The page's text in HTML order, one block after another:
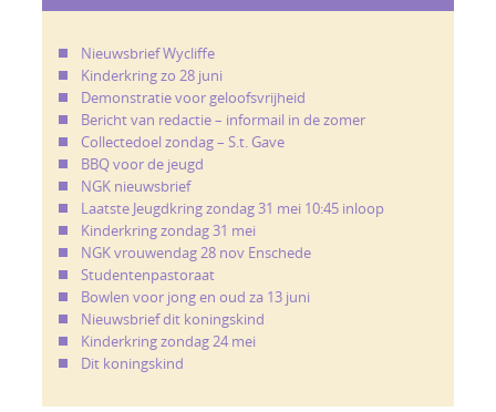
Nieuwsbrief Wycliffe
Kinderkring zo 28 juni
Demonstratie voor geloofsvrijheid
Bericht van redactie – informail in de zomer
Collectedoel zondag – S.t. Gave
BBQ voor de jeugd
NGK nieuwsbrief
Laatste Jeugdkring zondag 31 mei 10:45 inloop
Kinderkring zondag 31 mei
NGK vrouwendag 28 nov Enschede
Studentenpastoraat
Bowlen voor jong en oud za 13 juni
Nieuwsbrief dit koningskind
Kinderkring zondag 24 mei
Dit koningskind